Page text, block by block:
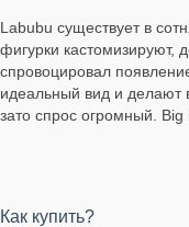
Labubu существует в
фигурки кастомизируют,
спровоцировал
идеальный вид и делают
зато спрос огромный.
Как купить?